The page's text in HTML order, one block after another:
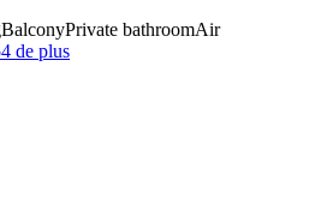
BalconyPrivate bathroomAir
de plus